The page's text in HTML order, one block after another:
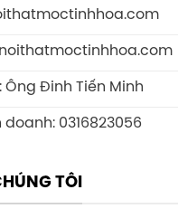
Ông Đinh Tiến Minh
0316823056
TÔI